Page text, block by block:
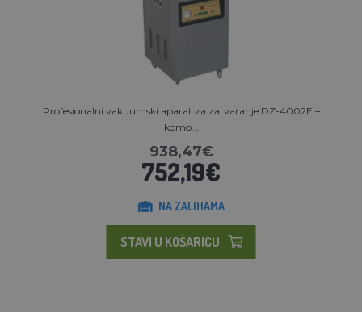
Profesionalni vakuumski aparat za zatvaranje DZ-4002E –
komo...
938,47€
752,19€
NA ZALIHAMA
STAVI U KOŠARICU